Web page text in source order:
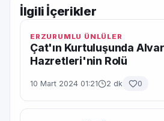
İlgili İçerikler
ERZURUMLU ÜNLÜLER
Çat'ın Kurtuluşunda
Hazretleri'nin Rolü
10 Mart 2024 01:21 2 dk 0